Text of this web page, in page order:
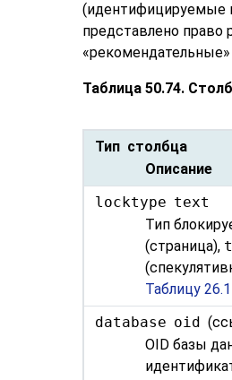
(идентифицируемые
представлено право
«рекомендательные»
Таблица 50.74.
Тип столбца
Описание
locktype text
Тип
(страница),
Таблицу
database oid
OID базы